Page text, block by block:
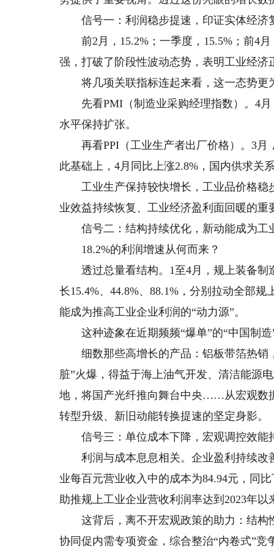
信号一：利润稳步提速，印证实体经济
前2月，15.2%；一季度，15.5%；前4
强，打破了阶段性波动态势，表明工业经
将几项关联指标连起来看，这一态势
先看PMI（制造业采购经理指数）。4月
水平保持扩张。
再看PPI（工业生产者出厂价格）。3月
此基础上，4月同比上涨2.8%，国内供求关
工业生产保持较快增长，工业品价格稳
业效益持续恢复、工业经济盈利面回暖的重
信号二：结构持续优化，新动能成为工
18.2%的利润增速从何而来？
透过总量看结构。1至4月，规上装备制
长15.4%、44.8%、88.1%，分别拉动全部
能成为推高工业企业利润的“动力源”。
这种迹象在近期频频“爆单”的“中国制造
细数那些高增长的产品：铝板带箔热销
脏”火爆，得益于海上油气开发、清洁能源
地，将国产光纤推向舞台中央……从宏观数
转型升级、新旧动能转换提速的坚定身影。
信号三：单位成本下降，宏观调控效能
利润与成本息息相关。企业盈利持续改
业每百元营业收入中的成本为84.94元，同
助推规上工业企业营收利润率达到2023年以
这背后，离不开宏观政策的助力：结构
协同促内需专项资金，综合整治“内卷式”